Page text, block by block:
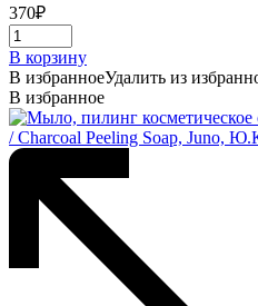
370₽
В корзину
В избранноеУдалить из
В избранное